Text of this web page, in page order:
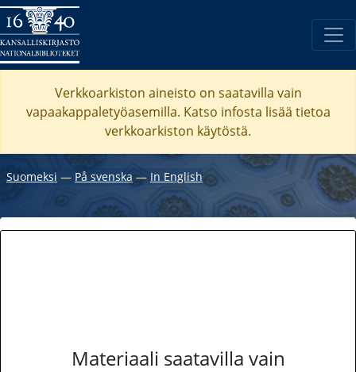
Verkkoarkiston aineisto on saatavilla vain
vapaakappaletyöasemilla. Katso infosta lisää tietoa
verkkoarkiston käytöstä.
Suomeksi ― På svenska― In English
Materiaali saatavilla vain